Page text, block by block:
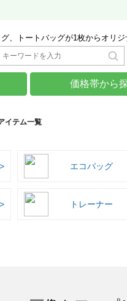
、トートバッグが1枚からオリ
価格帯から
イテム一覧
エコバッグ
トレーナー